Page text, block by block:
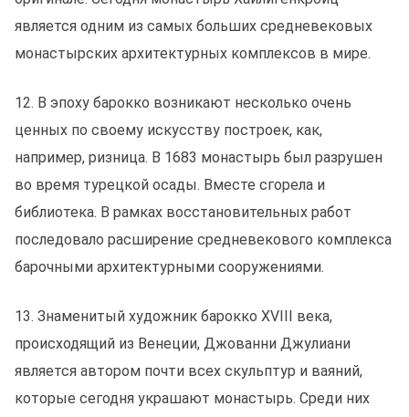
является одним из самых больших средневековых
монастырских архитектурных комплексов в мире.
12. В эпоху барокко возникают несколько очень
ценных по своему искусству построек, как,
например, ризница. В 1683 монастырь был разрушен
во время турецкой осады. Bместе сгорела и
библиотека. В рамках восстановительных работ
последовало расширение средневекового комплекса
барочными архитектурными сооружениями.
13. Знаменитый художник барокко XVIII века,
происходящий из Венеции, Джованни Джулиани
является автором почти всех скульптур и ваяний,
которые сегодня украшают монастырь. Среди них